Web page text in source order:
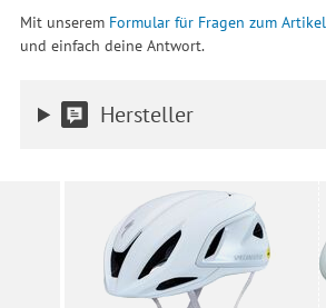
Mit unserem Formular für Fragen zum Artikel
und einfach deine Antwort.
Hersteller